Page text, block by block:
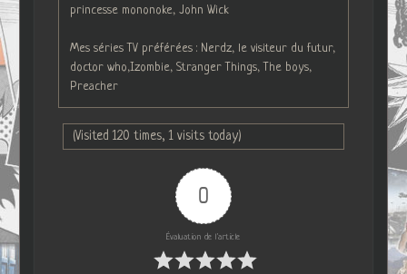
princesse mononoke, John Wick
Mes séries TV préférées : Nerdz, le visiteur du futur,
doctor who,Izombie, Stranger Things, The boys,
Preacher
(Visited 120 times, 1 visits today)
0
Évaluation de l'article